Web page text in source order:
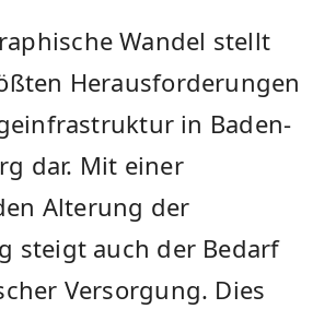
Wandel stellt
Herausforderungen
in⁣ Baden-
dar. Mit einer
Alterung der
steigt auch der‌ Bedarf
Versorgung. Dies